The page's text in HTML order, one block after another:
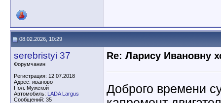
08.02.2026, 10:29
serebristyi 37
Форумчанин
Регистрация: 12.07.2018
Адрес: иваново
Пол: Мужской
Автомобиль: LADA Largus
Сообщений: 35
Re: Ларису Ивановну
Доброго времени